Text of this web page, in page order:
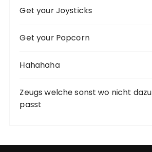
Get your Joysticks
Get your Popcorn
Hahahaha
Zeugs welche sonst wo nicht dazu
passt